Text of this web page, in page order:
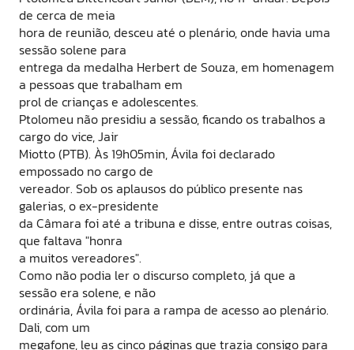
de cerca de meia
hora de reunião, desceu até o plenário, onde havia uma
sessão solene para
entrega da medalha Herbert de Souza, em homenagem
a pessoas que trabalham em
prol de crianças e adolescentes.
Ptolomeu não presidiu a sessão, ficando os trabalhos a
cargo do vice, Jair
Miotto (PTB). Às 19h05min, Ávila foi declarado
empossado no cargo de
vereador. Sob os aplausos do público presente nas
galerias, o ex-presidente
da Câmara foi até a tribuna e disse, entre outras coisas,
que faltava "honra
a muitos vereadores".
Como não podia ler o discurso completo, já que a
sessão era solene, e não
ordinária, Ávila foi para a rampa de acesso ao plenário.
Dali, com um
megafone, leu as cinco páginas que trazia consigo para